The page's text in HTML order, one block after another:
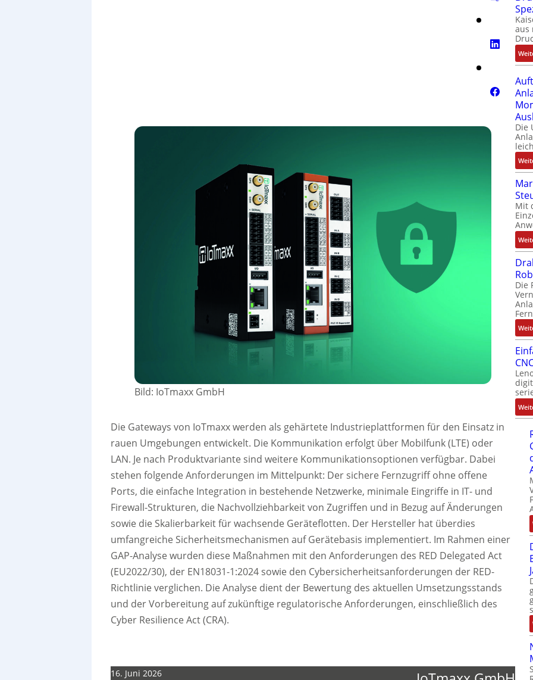
Bild: IoTmaxx GmbH
Die Gateways von IoTmaxx werden als gehärtete Industrieplattformen für den Einsatz in
rauen Umgebungen entwickelt. Die Kommunikation erfolgt über Mobilfunk (LTE) oder
LAN. Je nach Produktvariante sind weitere Kommunikationsoptionen verfügbar. Dabei
stehen folgende Anforderungen im Mittelpunkt: Der sichere Fernzugriff ohne offene
Ports, die einfache Integration in bestehende Netzwerke, minimale Eingriffe in IT- und
Firewall-Strukturen, die Nachvollziehbarkeit von Zugriffen und in Bezug auf Änderungen
sowie die Skalierbarkeit für wachsende Geräteflotten. Der Hersteller hat überdies
umfangreiche Sicherheitsmechanismen auf Gerätebasis implementiert. Im Rahmen einer
GAP-Analyse wurden diese Maßnahmen mit den Anforderungen des RED Delegated Act
(EU2022/30), der EN18031-1:2024 sowie den Cybersicherheitsanforderungen der RED-
Richtlinie verglichen. Die Analyse dient der Bewertung des aktuellen Umsetzungsstands
und der Vorbereitung auf zukünftige regulatorische Anforderungen, einschließlich des
Cyber Resilience Act (CRA).
16. Juni 2026
aus
Die
Mit
Die